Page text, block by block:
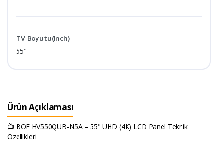
TV Boyutu(Inch)
55"
Ürün Açıklaması
📺 BOE HV550QUB-N5A – 55" UHD (4K) LCD Panel Teknik
Özellikleri